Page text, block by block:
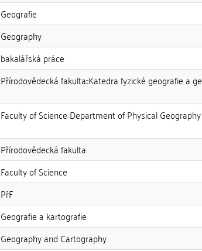
Geografie
Geography
bakalářská práce
Přírodovědecká fakulta::Katedra fyzické geografie a
Faculty of Science::Department of Physical
Přírodovědecká fakulta
Faculty of Science
PřF
Geografie a kartografie
Geography and Cartography